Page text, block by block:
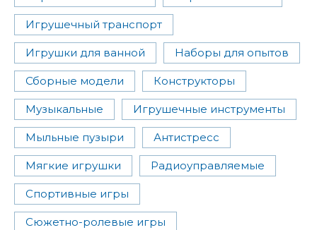
Игрушечный транспорт
Игрушки для ванной Наборы для опытов
Сборные модели Конструкторы
Музыкальные Игрушечные инструменты
Мыльные пузыри Антистресс
Мягкие игрушки Радиоуправляемые
Спортивные игры
Сюжетно-ролевые игры